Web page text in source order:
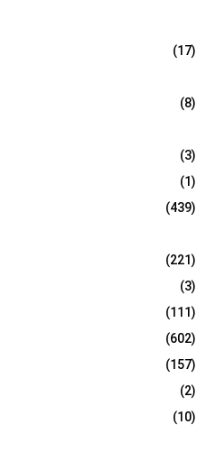
(17)
(8)
(3)
(1)
(439)
(221)
(3)
(111)
(602)
(157)
(2)
(10)